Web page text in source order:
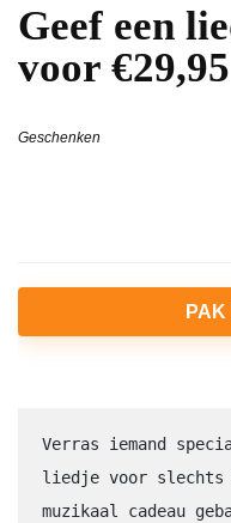
Geef een
voor €29,95
Geschenken
Verras iemand
liedje voor slechts
muzikaal cadeau